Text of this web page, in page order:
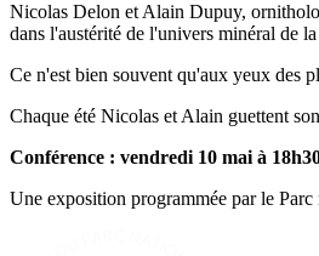
Nicolas Delon et Alain Dupuy,
dans l'austérité de l'univers minéral de
Ce n'est bien souvent qu'aux yeux des
Chaque été Nicolas et Alain guettent
Conférence : vendredi 10 mai à
Une exposition programmée par le Parc